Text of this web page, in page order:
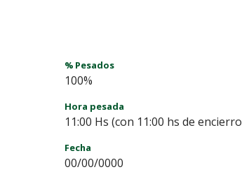
% Pesados
100%
Hora pesada
11:00 Hs (con 11:00 hs de
Fecha
00/00/0000